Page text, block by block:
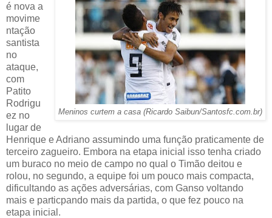
Meninos curtem a casa (Ricardo Saibun/Santosfc.com.br)
é nova a
movime
ntação
santista
no
ataque,
com
Patito
Rodrigu
ez no
lugar de
Henrique e Adriano assumindo uma função praticamente de
terceiro zagueiro. Embora na etapa inicial isso tenha criado
um buraco no meio de campo no qual o Timão deitou e
rolou, no segundo, a equipe foi um pouco mais compacta,
dificultando as ações adversárias, com Ganso voltando
mais e particpando mais da partida, o que fez pouco na
etapa inicial.